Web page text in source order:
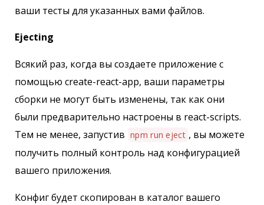
ваши тесты для указанных вами файлов.
Ejecting
Всякий раз, когда вы создаете приложение с
помощью create-react-app, ваши параметры
сборки не могут быть изменены, так как они
были предварительно настроены в react-scripts.
Тем не менее, запустив npm run eject , вы можете
получить полный контроль над конфигурацией
вашего приложения.
Конфиг будет скопирован в каталог вашего